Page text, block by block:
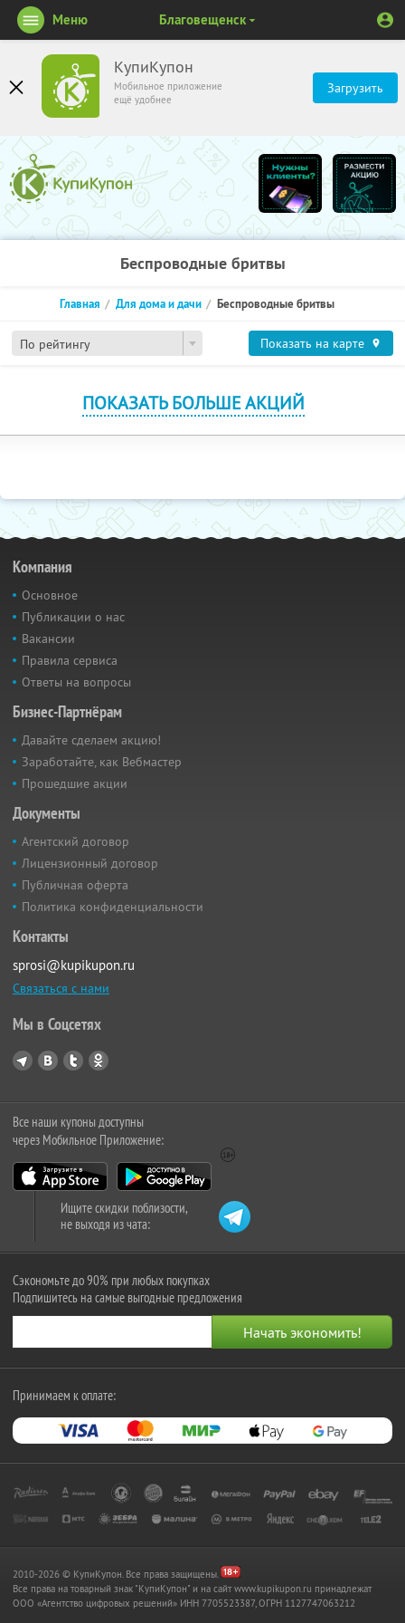
КупиКупон
Мобильное приложение
ещё удобнее
Загрузить
Меню Благовещенск
Беспроводные бритвы
По рейтингу
Главная Для дома и дачи Беспроводные бритвы
Показать на карте
ПОКАЗАТЬ БОЛЬШЕ АКЦИЙ
Компания
Основное
Публикации о нас
Вакансии
Правила сервиса
Ответы на вопросы
Бизнес-Партнёрам
Давайте сделаем акцию!
Заработайте, как Вебмастер
Прошедшие акции
Документы
Агентский договор
Лицензионный договор
Публичная оферта
Политика конфиденциальности
Контакты
sprosi@kupikupon.ru
Связаться с нами
Мы в Соцсетях
Все наши купоны доступны
через Мобильное Приложение:
Ищите скидки поблизости,
не выходя из чата:
Сэкономьте до 90% при любых покупках
Подпишитесь на самые выгодные предложения
Принимаем к оплате:
2010-2026 © КупиКупон. Все права защищены.
Все права на товарный знак "КупиКупон" и на сайт www.kupikupon.ru принадлежат
OOO «Агентство цифровых решений» ИНН 7705523387, ОГРН 1127747063212